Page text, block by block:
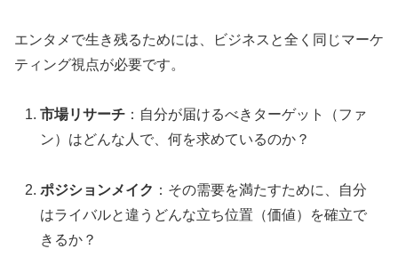
エンタメで生き残るためには、ビジネスと全く同じマーケ
ティング視点が必要です。
市場リサーチ ：自分が届けるべきターゲット（ファ
ン）はどんな人で、何を求めているのか？
ポジションメイク ：その需要を満たすために、自分
はライバルと違うどんな立ち位置（価値）を確立で
きるか？